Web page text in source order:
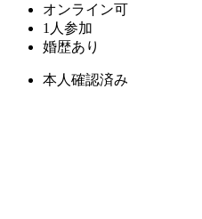
オンライン可
1人参加
婚歴あり
本人確認済み